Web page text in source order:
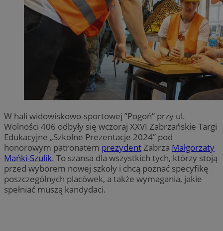
W hali widowiskowo-sportowej ”Pogoń” przy ul.
Wolności 406 odbyły się wczoraj XXVI Zabrzańskie Targi
Edukacyjne „Szkolne Prezentacje 2024” pod
honorowym patronatem prezydent Zabrza Małgorzaty
Mańki-Szulik. To szansa dla wszystkich tych, którzy stoją
przed wyborem nowej szkoły i chcą poznać specyfikę
poszczególnych placówek, a także wymagania, jakie
spełniać muszą kandydaci.